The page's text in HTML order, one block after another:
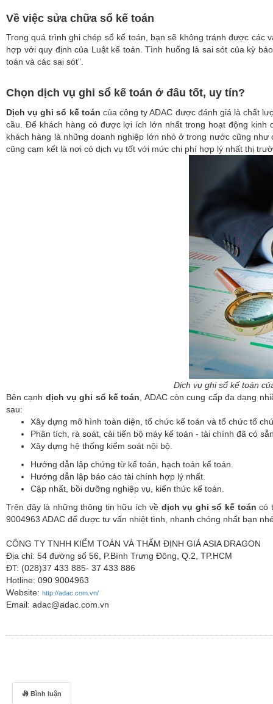
Về việc sửa chữa sổ kế toán
Trong quá trình ghi chép sổ kế toán, bạn sẽ không tránh được các
hợp với quy định của Luật kế toán. Tình huống là sai sót của kỳ
toán và các sai sót”.
Chọn dịch vụ ghi sổ kế toán ở đâu tốt, uy tín?
Dịch vụ ghi sổ kế toán của công ty ADAC được đánh giá là chất
cầu. Để khách hàng có được lợi ích lớn nhất trong hoạt động kinh
khách hàng là những doanh nghiệp lớn nhỏ ở trong nước cũng
cũng cam kết là nơi có dịch vụ tốt với mức chi phí hợp lý nhất thị
Dịch vụ ghi sổ kế toán
Bên cạnh dịch vụ ghi sổ kế toán , ADAC còn cung cấp đa dạng
sau:
Xây dựng mô hình toàn diện, tổ chức kế toán và tổ chức tổ
Phân tích, rà soát, cải tiến bộ máy kế toán - tài chính đã có
Xây dựng hệ thống kiểm soát nội bộ.
Hướng dẫn lập chứng từ kế toán, hạch toán kế toán.
Hướng dẫn lập báo cáo tài chính hợp lý nhất.
Cập nhất, bồi dưỡng nghiệp vụ, kiến thức kế toán.
Trên đây là những thông tin hữu ích về dịch vụ ghi sổ kế toáncó
9004963 ADAC để được tư vấn nhiệt tình, nhanh chóng nhất bạn
CÔNG TY TNHH KIỂM TOÁN VÀ THẨM ĐỊNH GIÁ ASIA DRAGON
Địa chỉ: 54 đường số 56, P.Bình Trưng Đông, Q.2, TP.HCM
ĐT: (028)37 433 885- 37 433 886
Hotline: 090 9004963
Website: http://adac.com.vn/
Email: adac@adac.com.vn
Bình luận